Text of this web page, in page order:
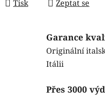
Tisk Zeptat se
Garance
Originální
Itálii
Přes 3000